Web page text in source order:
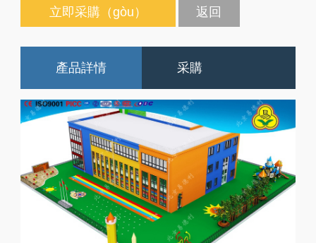
立即采購（gòu） 返回
產品詳情 采購